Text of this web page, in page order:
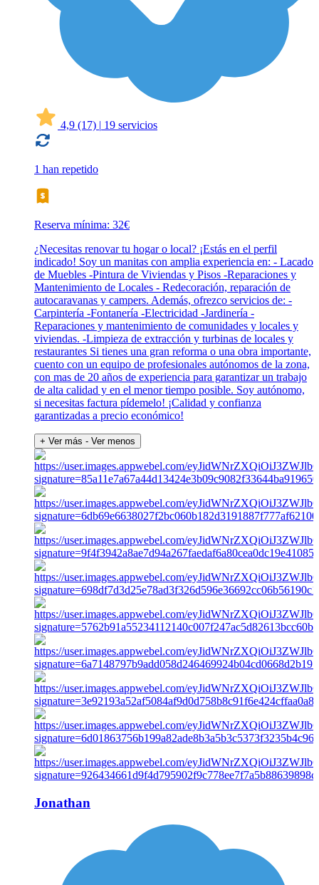
4,9 (17) | 19 servicios
1 han repetido
Reserva mínima: 32€
¿Necesitas renovar tu hogar o local? ¡Estás en el perfil
indicado! Soy un manitas con amplia experiencia en: - Lacado
de Muebles -Pintura de Viviendas y Pisos -Reparaciones y
Mantenimiento de Locales - Redecoración, reparación de
autocaravanas y campers. Además, ofrezco servicios de: -
Carpintería -Fontanería -Electricidad -Jardinería -
Reparaciones y mantenimiento de comunidades y locales y
viviendas. -Limpieza de extracción y turbinas de locales y
restaurantes Si tienes una gran reforma o una obra importante,
cuento con un equipo de profesionales autónomos de la zona,
con mas de 20 años de experiencia para garantizar un trabajo
de alta calidad y en el menor tiempo posible. Soy autónomo,
si necesitas factura pídemelo! ¡Calidad y confianza
garantizadas a precio económico!
+ Ver más - Ver menos
Jonathan